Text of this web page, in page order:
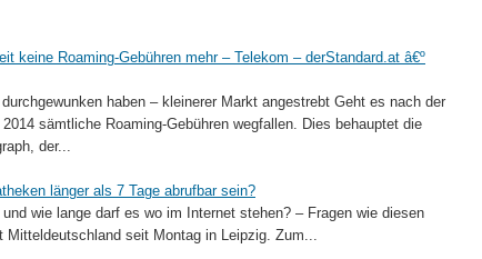
keine Roaming-Gebühren mehr – Telekom – derStandard.at â€º
haben – kleinerer Markt angestrebt Geht es nach der
sämtliche Roaming-Gebühren wegfallen. Dies behauptet die
der...
länger als 7 Tage abrufbar sein?
wie lange darf es wo im Internet stehen? – Fragen wie diesen
Mitteldeutschland seit Montag in Leipzig. Zum...